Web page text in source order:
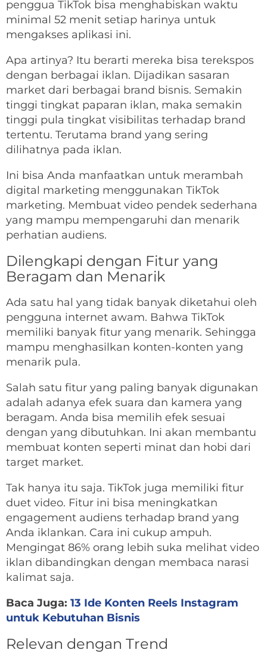
penggua TikTok bisa menghabiskan waktu
minimal 52 menit setiap harinya untuk
mengakses aplikasi ini.
Apa artinya? Itu berarti mereka bisa terekspos
dengan berbagai iklan. Dijadikan sasaran
market dari berbagai brand bisnis. Semakin
tinggi tingkat paparan iklan, maka semakin
tinggi pula tingkat visibilitas terhadap brand
tertentu. Terutama brand yang sering
dilihatnya pada iklan.
Ini bisa Anda manfaatkan untuk merambah
digital marketing menggunakan TikTok
marketing. Membuat video pendek sederhana
yang mampu mempengaruhi dan menarik
perhatian audiens.
Dilengkapi dengan Fitur yang
Beragam dan Menarik
Ada satu hal yang tidak banyak diketahui oleh
pengguna internet awam. Bahwa TikTok
memiliki banyak fitur yang menarik. Sehingga
mampu menghasilkan konten-konten yang
menarik pula.
Salah satu fitur yang paling banyak digunakan
adalah adanya efek suara dan kamera yang
beragam. Anda bisa memilih efek sesuai
dengan yang dibutuhkan. Ini akan membantu
membuat konten seperti minat dan hobi dari
target market.
Tak hanya itu saja. TikTok juga memiliki fitur
duet video. Fitur ini bisa meningkatkan
engagement audiens terhadap brand yang
Anda iklankan. Cara ini cukup ampuh.
Mengingat 86% orang lebih suka melihat video
iklan dibandingkan dengan membaca narasi
kalimat saja.
Baca Juga: 13 Ide Konten Reels Instagram
untuk Kebutuhan Bisnis
Relevan dengan Trend